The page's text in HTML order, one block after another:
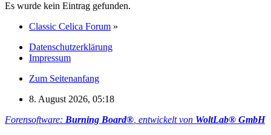
Es wurde kein Eintrag gefunden.
Classic Celica Forum »
Datenschutzerklärung
Impressum
Zum Seitenanfang
8. August 2026, 05:18
Forensoftware: Burning Board® , entwickelt von WoltLab® GmbH